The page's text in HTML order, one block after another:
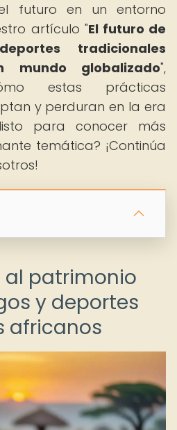
futuro en un entorno
artículo "El futuro de
tradicionales
mundo globalizado",
estas prácticas
y perduran en la era
para conocer más
temática? ¡Continúa
patrimonio
y deportes
africanos